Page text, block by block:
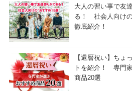
大人の習い事で友
る！ 社会人向けの
徹底紹介！
【還暦祝い】ちょ
トを紹介！ 専門
商品20選